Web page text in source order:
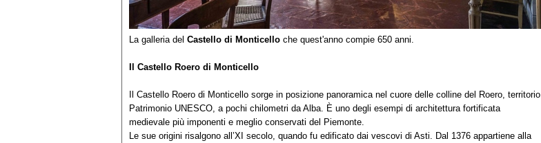
La galleria del Castello di Monticello che quest'anno compie 650 anni.
Il Castello Roero di Monticello
Il Castello Roero di Monticello sorge in posizione panoramica nel cuore delle colline del Roero, territorio
Patrimonio UNESCO, a pochi chilometri da Alba. È uno degli esempi di architettura fortificata
medievale più imponenti e meglio conservati del Piemonte.
Le sue origini risalgono all’XI secolo, quando fu edificato dai vescovi di Asti. Dal 1376 appartiene alla